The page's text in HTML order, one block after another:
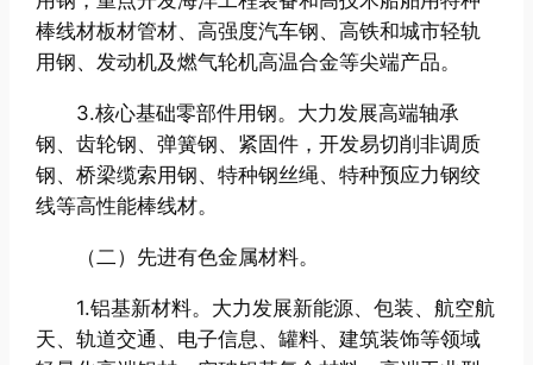
棒线材板材管材、高强度汽车钢、高铁和城市轻轨
用钢、发动机及燃气轮机高温合金等尖端产品。
3.核心基础零部件用钢。大力发展高端轴承
钢、齿轮钢、弹簧钢、紧固件，开发易切削非调质
钢、桥梁缆索用钢、特种钢丝绳、特种预应力钢绞
线等高性能棒线材。
（二）先进有色金属材料。
1.铝基新材料。大力发展新能源、包装、航空航
天、轨道交通、电子信息、罐料、建筑装饰等领域